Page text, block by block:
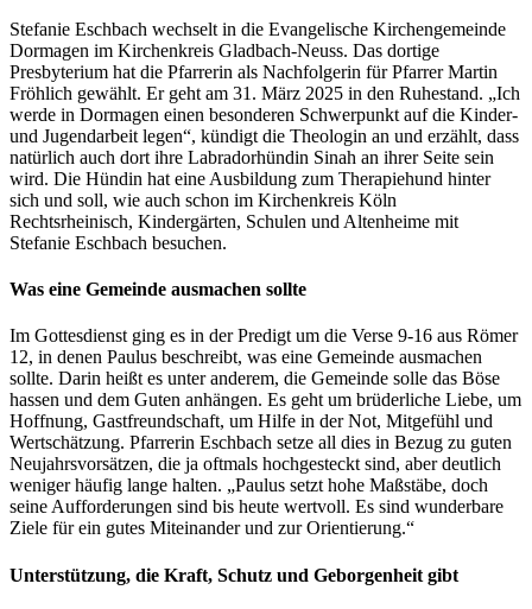
Stefanie Eschbach wechselt in die Evangelische Kirchengemeinde
Dormagen im Kirchenkreis Gladbach-Neuss. Das dortige
Presbyterium hat die Pfarrerin als Nachfolgerin für Pfarrer Martin
Fröhlich gewählt. Er geht am 31. März 2025 in den Ruhestand. „Ich
werde in Dormagen einen besonderen Schwerpunkt auf die Kinder-
und Jugendarbeit legen“, kündigt die Theologin an und erzählt, dass
natürlich auch dort ihre Labradorhündin Sinah an ihrer Seite sein
wird. Die Hündin hat eine Ausbildung zum Therapiehund hinter
sich und soll, wie auch schon im Kirchenkreis Köln
Rechtsrheinisch, Kindergärten, Schulen und Altenheime mit
Stefanie Eschbach besuchen.
Was eine Gemeinde ausmachen sollte
Im Gottesdienst ging es in der Predigt um die Verse 9-16 aus Römer
12, in denen Paulus beschreibt, was eine Gemeinde ausmachen
sollte. Darin heißt es unter anderem, die Gemeinde solle das Böse
hassen und dem Guten anhängen. Es geht um brüderliche Liebe, um
Hoffnung, Gastfreundschaft, um Hilfe in der Not, Mitgefühl und
Wertschätzung. Pfarrerin Eschbach setze all dies in Bezug zu guten
Neujahrsvorsätzen, die ja oftmals hochgesteckt sind, aber deutlich
weniger häufig lange halten. „Paulus setzt hohe Maßstäbe, doch
seine Aufforderungen sind bis heute wertvoll. Es sind wunderbare
Ziele für ein gutes Miteinander und zur Orientierung.“
Unterstützung, die Kraft, Schutz und Geborgenheit gibt